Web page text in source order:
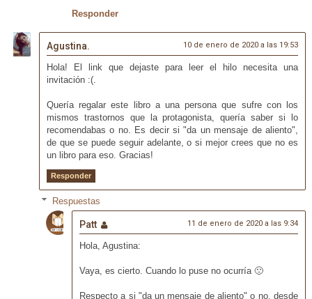
Responder
Agustina. 10 de enero de 2020 a las 19:53
Hola! El link que dejaste para leer el hilo necesita una
invitación :(.
Quería regalar este libro a una persona que sufre con los
mismos trastornos que la protagonista, quería saber si lo
recomendabas o no. Es decir si "da un mensaje de aliento",
de que se puede seguir adelante, o si mejor crees que no es
un libro para eso. Gracias!
Responder
Respuestas
Patt 11 de enero de 2020 a las 9:34
Hola, Agustina:
Vaya, es cierto. Cuando lo puse no ocurría 🙁
Respecto a si "da un mensaje de aliento" o no, desde